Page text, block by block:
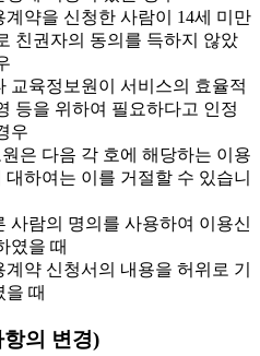
계약을 신청한 사람이 14세 미만
친권자의 동의를 득하지 않았
교육정보원이 서비스의 효율적
등을 위하여 필요하다고 인정
우
은 다음 각 호에 해당하는 이용
대하여는 이를 거절할 수 있습니
사람의 명의를 사용하여 이용신
였을 때
계약 신청서의 내용을 허위로 기
을 때
의 변경)